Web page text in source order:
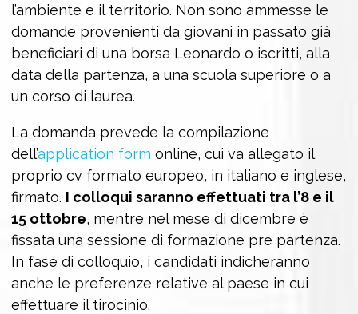
l’ambiente e il territorio. Non sono ammesse le
domande provenienti da giovani in passato già
beneficiari di una borsa Leonardo o iscritti, alla
data della partenza, a una scuola superiore o a
un corso di laurea.
La domanda prevede la compilazione
dell’application form online, cui va allegato il
proprio cv formato europeo, in italiano e inglese,
firmato. I colloqui saranno effettuati tra l’8 e il
15 ottobre, mentre nel mese di dicembre è
fissata una sessione di formazione pre partenza.
In fase di colloquio, i candidati indicheranno
anche le preferenze relative al paese in cui
effettuare il tirocinio.